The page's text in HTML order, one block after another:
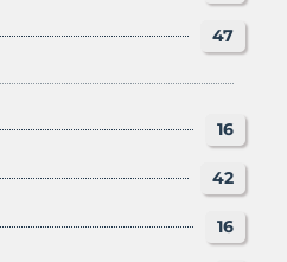
47
16
42
16